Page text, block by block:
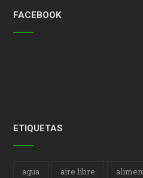
FACEBOOK
ETIQUETAS
agua aire libre